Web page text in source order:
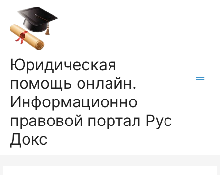
содержимому
Юридическая
помощь онлайн.
Информационно
правовой портал Рус
Докс